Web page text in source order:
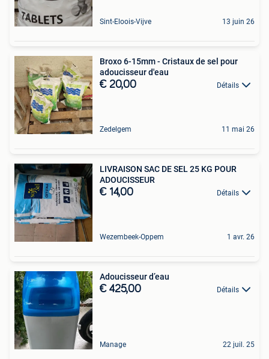
Sint-Eloois-Vijve 13 juin 26
Broxo 6-15mm - Cristaux de sel pour
adoucisseur d'eau
€ 20,00 Détails
Zedelgem 11 mai 26
LIVRAISON SAC DE SEL 25 KG POUR
ADOUCISSEUR
€ 14,00 Détails
Wezembeek-Oppem 1 avr. 26
Adoucisseur d’eau
€ 425,00 Détails
Manage 22 juil. 25